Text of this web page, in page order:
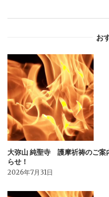
ョ
ン
お
大弥山 純聖寺 護摩祈祷のご
らせ！
2026年7月31日